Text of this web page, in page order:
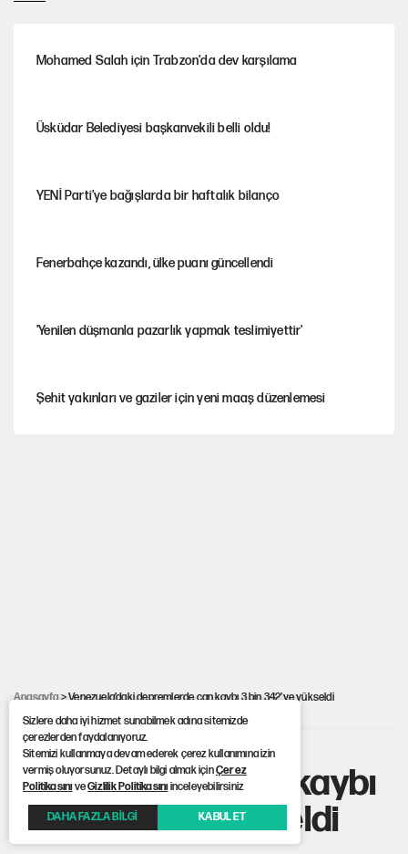
Mohamed Salah için Trabzon'da dev karşılama
Üsküdar Belediyesi başkanvekili belli oldu!
YENİ Parti'ye bağışlarda bir haftalık bilanço
Fenerbahçe kazandı, ülke puanı güncellendi
'Yenilen düşmanla pazarlık yapmak teslimiyettir'
Şehit yakınları ve gaziler için yeni maaş düzenlemesi
Anasayfa> Venezuela’daki depremlerde can kaybı 3 bin 342’ye yükseldi
Venezuela’daki
depremlerde can kaybı
3 bin 342’ye yükseldi
Sizlere daha iyi hizmet sunabilmek adına sitemizde
çerezlerden faydalanıyoruz.
Sitemizi kullanmaya devam ederek çerez kullanımına izin
vermiş oluyorsunuz. Detaylı bilgi almak içinÇerez
PolitikasınıveGizlilik Politikasınıinceleyebilirsiniz
DAHA FAZLA BİLGİ KABUL ET